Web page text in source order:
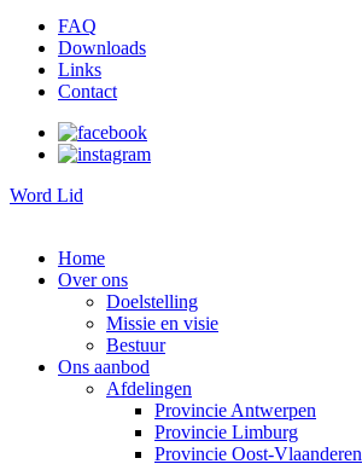
FAQ
Downloads
Links
Contact
Word Lid
Home
Over ons
Doelstelling
Missie en visie
Bestuur
Ons aanbod
Afdelingen
Provincie Antwerpen
Provincie Limburg
Provincie Oost-Vlaanderen